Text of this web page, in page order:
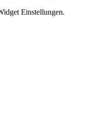
Einstellungen.